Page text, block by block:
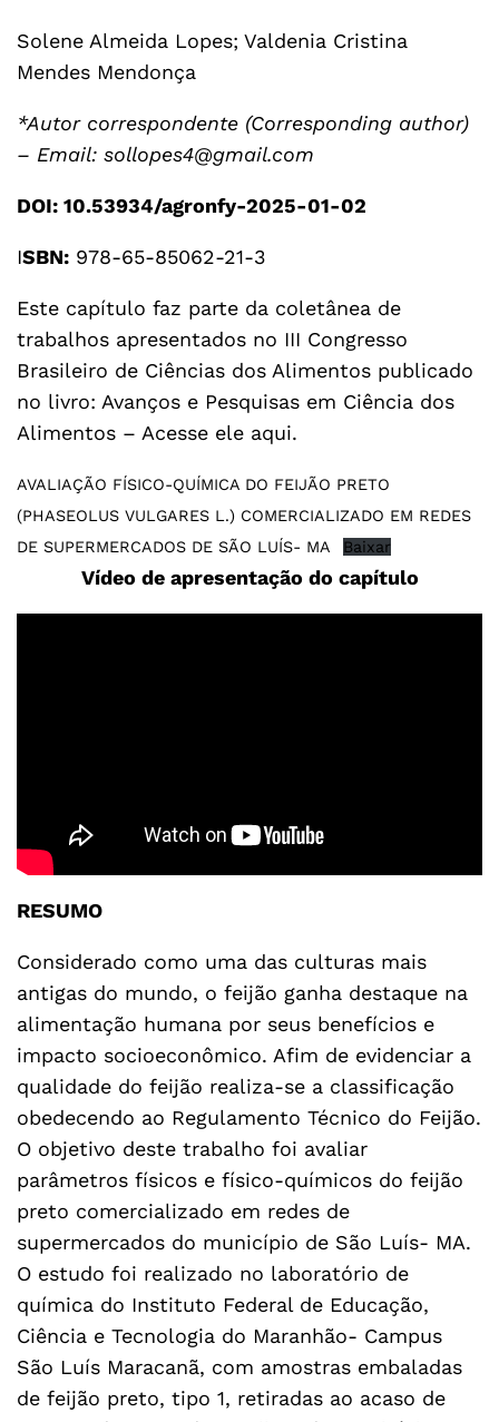
Solene Almeida Lopes; Valdenia Cristina
Mendes Mendonça
*Autor correspondente (Corresponding author)
– Email: sollopes4@gmail.com
DOI: 10.53934/agronfy-2025-01-02
ISBN: 978-65-85062-21-3
Este capítulo faz parte da coletânea de
trabalhos apresentados no III Congresso
Brasileiro de Ciências dos Alimentos publicado
no livro: Avanços e Pesquisas em Ciência dos
Alimentos – Acesse ele aqui.
AVALIAÇÃO FÍSICO-QUÍMICA DO FEIJÃO PRETO
(PHASEOLUS VULGARES L.) COMERCIALIZADO EM REDES
DE SUPERMERCADOS DE SÃO LUÍS- MA
Baixar
Vídeo de apresentação do capítulo
RESUMO
Considerado como uma das culturas mais
antigas do mundo, o feijão ganha destaque na
alimentação humana por seus benefícios e
impacto socioeconômico. Afim de evidenciar a
qualidade do feijão realiza-se a classificação
obedecendo ao Regulamento Técnico do Feijão.
O objetivo deste trabalho foi avaliar
parâmetros físicos e físico-químicos do feijão
preto comercializado em redes de
supermercados do município de São Luís- MA.
O estudo foi realizado no laboratório de
química do Instituto Federal de Educação,
Ciência e Tecnologia do Maranhão- Campus
São Luís Maracanã, com amostras embaladas
de feijão preto, tipo 1, retiradas ao acaso de